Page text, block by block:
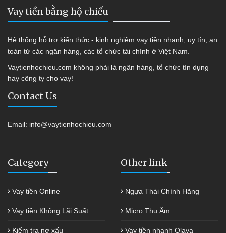
Vay tiền bằng hộ chiếu
Hệ thống hỗ trợ kiến thức - kinh nghiệm vay tiền nhanh, uy tín, an
toàn từ các ngân hàng, các tổ chức tài chính ở Việt Nam.
Vaytienhochieu.com không phải là ngân hàng, tổ chức tín dụng
hay công ty cho vay!
Contact Us
Email: info@vaytienhochieu.com
Category
Vay tiền Online
Vay tiền Không Lãi Suất
Kiểm tra nợ xấu
Other link
Ngựa Thái Chính Hãng
Micro Thu Âm
Vay tiền nhanh Olava